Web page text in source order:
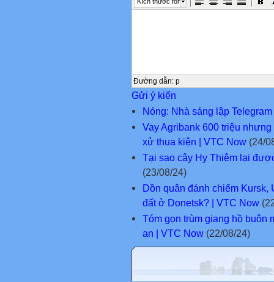
Đường dẫn: p
Gửi ý kiến
Nóng: Nhà sáng lập
Vay Agribank 600 triệu
xử thua kiện | VTC Now (24/
Tại sao cây Hy Thiêm lại
(23/08/24)
Dồn quân đánh chiếm Kursk,
đất ở Donetsk? | VTC Now
Tóm gọn trùm giang hồ buôn
an | VTC Now (22/08/24)